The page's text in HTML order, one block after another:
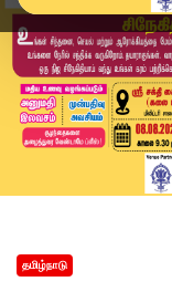
தமிழ்நாடு